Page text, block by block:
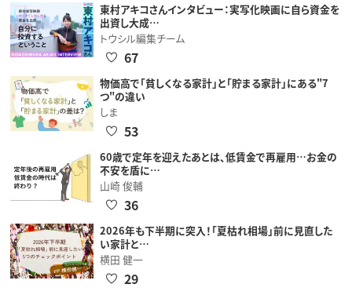
東村アキコさんインタビュー：実写化映画に自ら資金を
出資し大成…
トウシル編集チーム
67
物価高で「貧しくなる家計」と「貯まる家計」にある"7
つ"の違い
しま
53
60歳で定年を迎えたあとは、低賃金で再雇用…お金の
不安を盾に…
山崎 俊輔
36
2026年も下半期に突入！「夏枯れ相場」前に見直した
い家計と…
横田 健一
29